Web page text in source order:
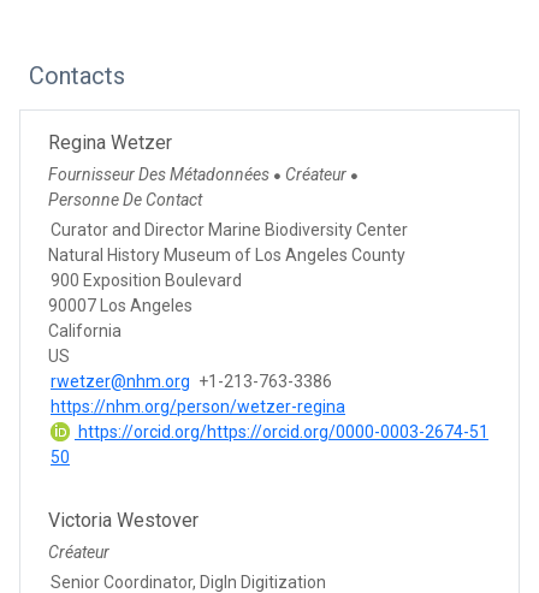
Contacts
Regina Wetzer
Fournisseur Des Métadonnées ● Créateur ●
Personne De Contact
Curator and Director Marine Biodiversity Center
Natural History Museum of Los Angeles County
900 Exposition Boulevard
90007 Los Angeles
California
US
rwetzer@nhm.org +1-213-763-3386
https://nhm.org/person/wetzer-regina
https://orcid.org/https://orcid.org/0000-0003-2674-51
50
Victoria Westover
Créateur
Senior Coordinator, DigIn Digitization